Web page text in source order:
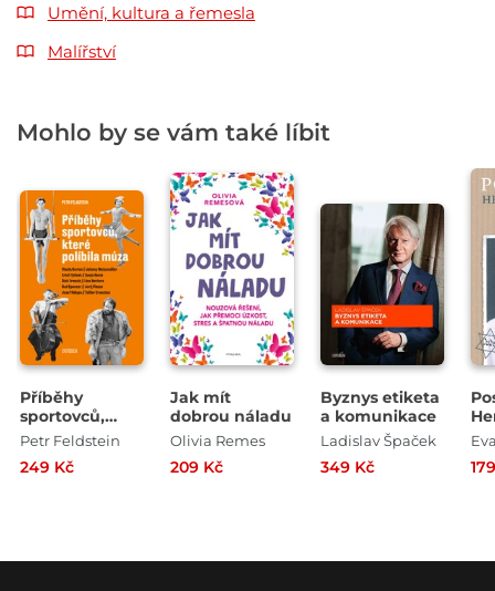
Umění, kultura a řemesla
Malířství
Mohlo by se vám také líbit
Příběhy
sportovců,
které políbila
Petr Feldstein
249 Kč
Jak mít
dobrou náladu
Olivia Remes
209 Kč
Byznys etiketa
a komunikace
Ladislav Špaček
349 Kč